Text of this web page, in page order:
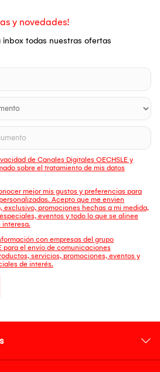
y novedades!
todas nuestras ofertas
de Canales Digitales OECHSLE y
sobre el tratamiento de mis datos
mejor mis gustos y preferencias para
Acepto que me envien
exclusivo, promociones hechas a mi medida,
eventos y todo lo que se alinee
interesa.
con empresas del grupo
para el envío de comunicaciones
servicios, promociones, eventos y
de interés.